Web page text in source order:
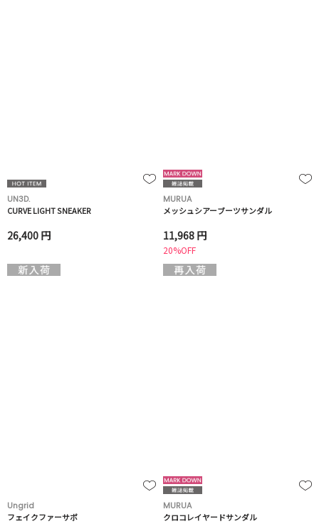
UN3D.
CURVE LIGHT SNEAKER
26,400 円
MURUA
メッシュシアーブーツサンダル
11,968 円
20%OFF
Ungrid
フェイクファーサボ
MURUA
クロコレイヤードサンダル